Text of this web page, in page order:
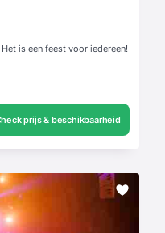
is een feest voor iedereen!
prijs & beschikbaarheid